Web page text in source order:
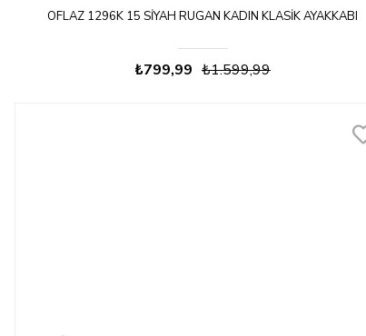
OFLAZ 1296K 15 SIYAH RUGAN KADIN KLASIK AYAKKABI
₺799,99 ₺1.599,99